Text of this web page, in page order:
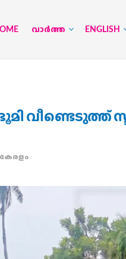
വാര്‍ത്ത ENGLISH
വീണ്ടെടുത്ത്
കേരളം